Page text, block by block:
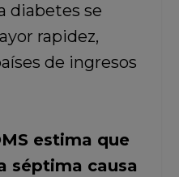
diabetes se
rapidez,
de ingresos
estima que
séptima causa